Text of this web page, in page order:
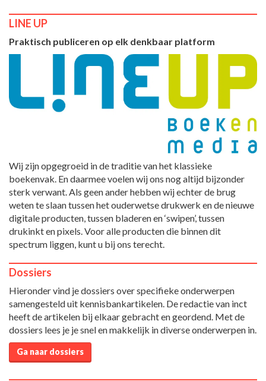
LINE UP
Praktisch publiceren op elk denkbaar platform
Wij zijn opgegroeid in de traditie van het klassieke
boekenvak. En daarmee voelen wij ons nog altijd bijzonder
sterk verwant. Als geen ander hebben wij echter de brug
weten te slaan tussen het ouderwetse drukwerk en de nieuwe
digitale producten, tussen bladeren en ‘swipen’, tussen
drukinkt en pixels. Voor alle producten die binnen dit
spectrum liggen, kunt u bij ons terecht.
Dossiers
Hieronder vind je dossiers over specifieke onderwerpen
samengesteld uit kennisbankartikelen. De redactie van inct
heeft de artikelen bij elkaar gebracht en geordend. Met de
dossiers lees je je snel en makkelijk in diverse onderwerpen in.
Ga naar dossiers